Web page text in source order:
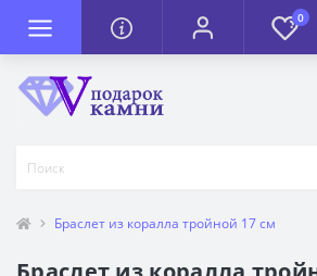
0
Браслет из коралла тройной 17 см